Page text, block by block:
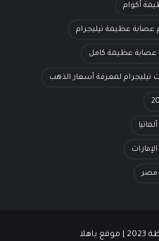
أكوام
عصابة عظيمة تيليجرام
عصابة عظيمة كامل
تيليجرام لمعرفة أسعار الذهب
مصر